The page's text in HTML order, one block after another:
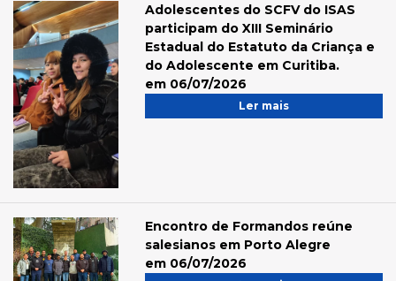
Adolescentes do SCFV do ISAS
participam do XIII Seminário
Estadual do Estatuto da Criança e
do Adolescente em Curitiba.
em 06/07/2026
Ler mais
Encontro de Formandos reúne
salesianos em Porto Alegre
em 06/07/2026